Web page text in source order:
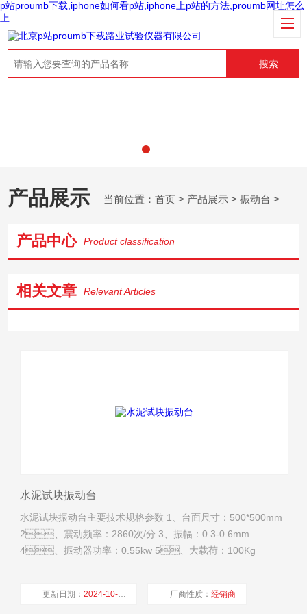
p站proumb下载,iphone如何看p站,iphone上p站的方法,proumb网址怎么
上
搜索
产品展示 当前位置：首页 > 产品展示 >振动台 >
产品中心 Product classification
相关文章 Relevant Articles
水泥试块振动台
水泥试块振动台主要技术规格参数 1、台面尺寸：500*500mm
2、震动频率：2860次/分 3、振幅：0.3-0.6mm
4、振动器功率：0.55kw 5、大载荷：100Kg
更新日期：2024-10-17 厂商性质：经销商